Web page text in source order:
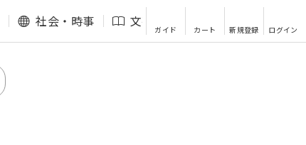
社会・時事 文芸・エッセイ
ガイド カート 新規登録 ログイン